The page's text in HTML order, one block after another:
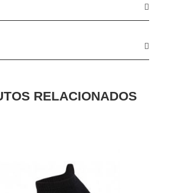
RELACIONADOS